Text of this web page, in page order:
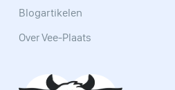
Blogartikelen
Over Vee-Plaats